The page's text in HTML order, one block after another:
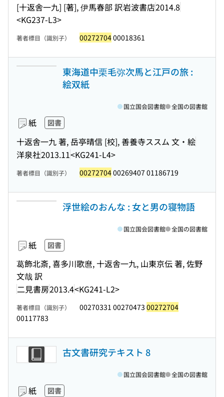
[十返舎一九] [著], 伊馬春部 訳岩波書店2014.8
<KG237-L3>
著者標目（識別子） 0027270400018361
東海道中栗毛弥次馬と江戸の旅 :
絵双紙
紙 図書
十返舎一九 著, 岳亭晴信 [校], 善養寺ススム 文・絵
洋泉社2013.11<KG241-L4>
国立国会図書館 全国の図書館
著者標目（識別子） 0027270400269407 01186719
浮世絵のおんな : 女と男の寝物語
紙 図書
葛飾北斎, 喜多川歌麿, 十返舎一九, 山東京伝 著, 佐野
文哉 訳
二見書房2013.4<KG241-L2>
国立国会図書館 全国の図書館
著者標目（識別子） 00270331 00270473 00272704
00117783
古文書研究テキスト 8
紙 図書
国立国会図書館 全国の図書館